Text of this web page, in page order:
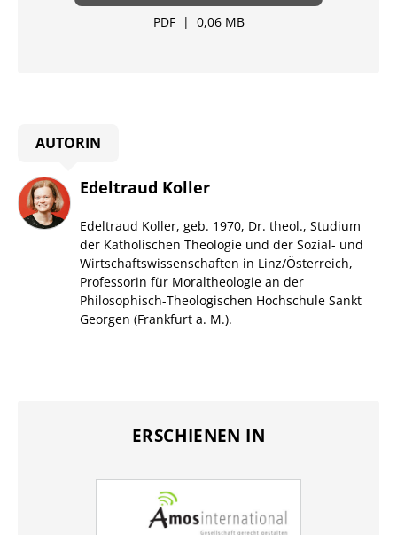
PDF | 0,06 MB
AUTORIN
Edeltraud Koller
Edeltraud Koller, geb. 1970, Dr. theol., Studium
der Katholischen Theologie und der Sozial- und
Wirtschaftswissenschaften in Linz/Österreich,
Professorin für Moraltheologie an der
Philosophisch-Theologischen Hochschule Sankt
Georgen (Frankfurt a. M.).
ERSCHIENEN IN